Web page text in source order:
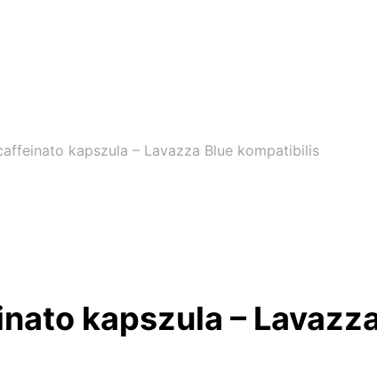
kapszula – Lavazza Blue kompatibilis
kapszula –